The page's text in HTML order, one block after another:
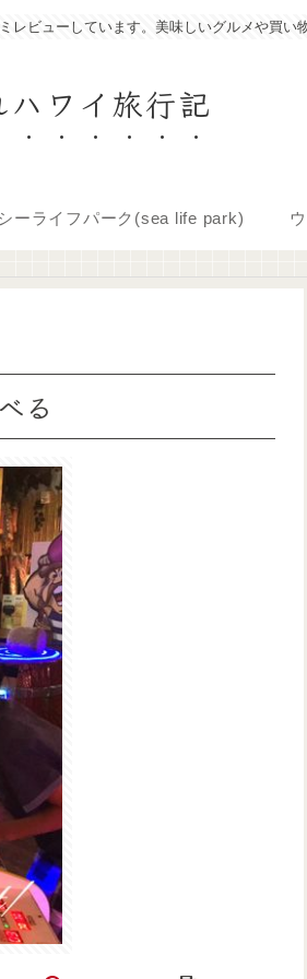
ビューしています。美味しいグルメや買
ハワイ旅行記
ーライフパーク(sea life park)
る